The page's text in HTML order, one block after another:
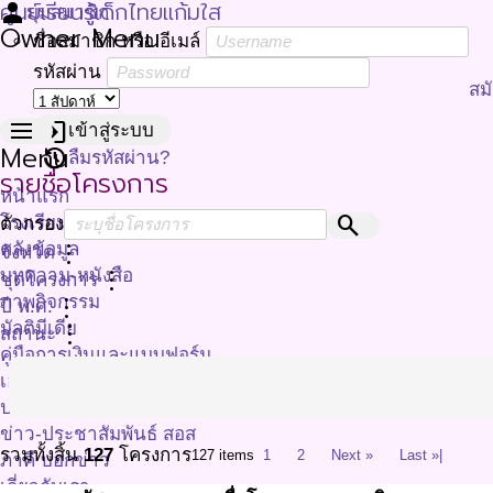
ศูนย์เรียนรู้เด็กไทยแก้มใส
Owner Menu
personมุมสมาชิก
ชื่อสมาชิก หรือ อีเมล์
รหัสผ่าน
loginเข้าสู่ระบบ
restoreลืมรหัสผ่าน?
ส
menu
Menu
หน้าแรก
โรงเรียนมาตรฐานจัดการอาหาร
คลังข้อมูล
บทความ-หนังสือ
ภาพกิจกรรม
มัลติมีเดีย
คู่มือการเงินและแบบฟอร์ม
เอกสารประกอบการประชุม
ประชาสัมพันธ์
ข่าว-ประชาสัมพันธ์ สอส
ภาคี บอกข่าว
เกี่ยวกับเรา
รายชื่อโครงการ
ตัวกรอง search
จังหวัดmore_vert
ชุดโครงการmore_vert
ปี พ.ศ.more_vert
สถานะmore_vert
รวมทั้งสิ้น127 โครงการ127 items 1 2 Next » Last »|